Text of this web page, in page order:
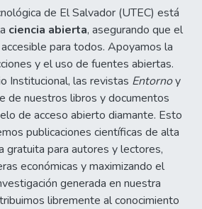
de El Salvador (UTEC) está
ciencia abierta, asegurando que el
para todos. Apoyamos la
y el uso de fuentes abiertas.
Institucional, las revistas Entornoy
de nuestros libros y documentos
de acceso abierto diamante. Esto
publicaciones científicas de alta
gratuita para autores y lectores,
económicas y maximizando el
generada en nuestra
libremente al conocimiento